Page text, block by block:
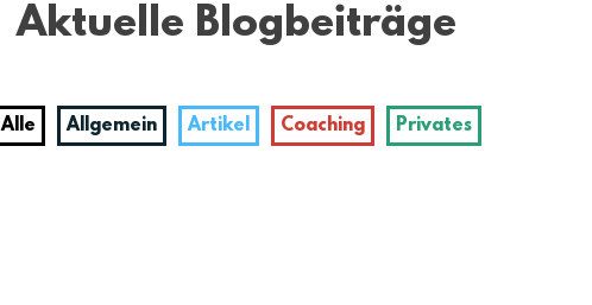
Aktuelle Blogbeiträge
Alle Allgemein Artikel Coaching Privates